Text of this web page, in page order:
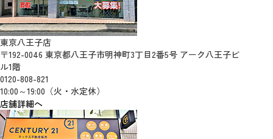
東京八王子店
〒192-0046 東京都八王子市明神町3丁目2番5号 アーク八王子ビ
ル1階
0120-808-821
10:00～19:00（火・水定休）
店舗詳細へ